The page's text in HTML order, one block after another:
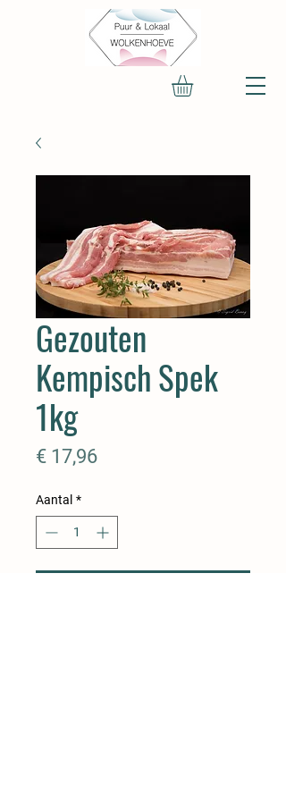
Gezouten
Kempisch Spek
1kg
€ 17,96Prijs
Aantal *